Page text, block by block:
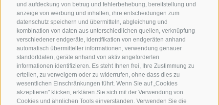
und aufdeckung von betrug und fehlerbehebung, bereitstellung und
anzeige von werbung und inhalten, ihre entscheidungen zum
datenschutz speichern und übermitteln, abgleichung und
kombination von daten aus unterschiedlichen quellen, verknüpfung
verschiedener endgeräte, identifikation von endgeräten anhand
automatisch übermittelter informationen, verwendung genauer
standortdaten, geräte anhand von aktiv angeforderten
informationen identifizieren. Es steht Ihnen frei, Ihre Zustimmung zu
erteilen, zu verweigern oder zu widerrufen, ohne dass dies zu
wesentlichen Einschränkungen führt. Wenn Sie auf „Cookies
akzeptieren" klicken, erklären Sie sich mit der Verwendung von
Cookies und ähnlichen Tools einverstanden. Verwenden Sie die
+39 0472 765 325
info@sterzing.com
NEWSLETTER
Bleib am Laufenden